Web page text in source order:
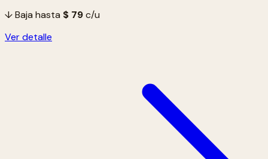
↓ Baja hasta $ 79c/u
Ver detalle